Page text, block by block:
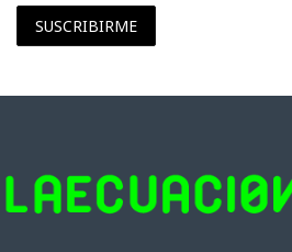
SUSCRIBIRME